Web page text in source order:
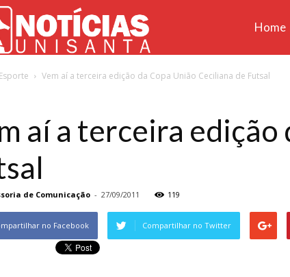
Unisanta
Home
Esporte Vem aí a terceira edição da Copa União Ceciliana de Futsal
aí a terceira edição
de Comunicação - 27/09/2011 119
no Facebook Compartilhar no Twitter